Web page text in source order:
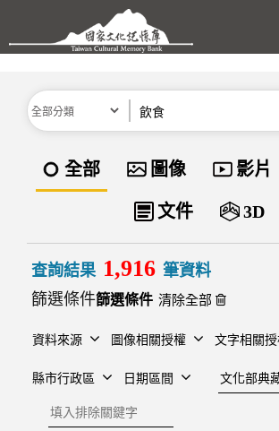
跳到主要內容區塊
分類
資料類型
全部 圖像 影片
文件 3D
查詢結果 1,916 筆資料
篩選條件
清除全部
資料來源 圖像相關授權 文字相關授
縣市行政區 日期區間
建檔單位
排除關鍵字